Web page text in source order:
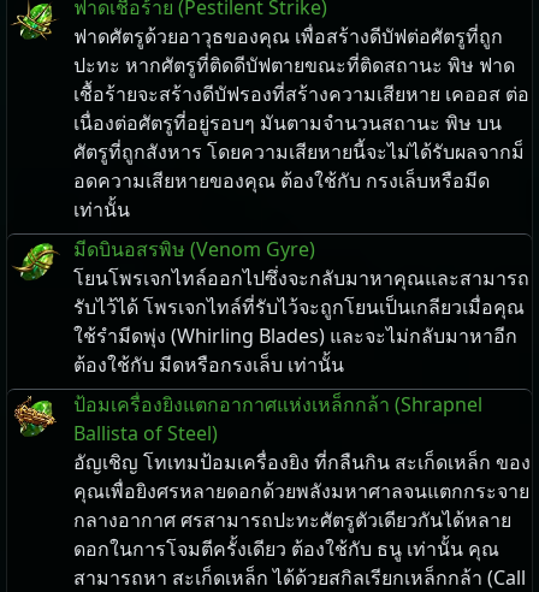
ฟาดเชื้อร้าย (Pestilent Strike)
ฟาดศัตรูด้วยอาวุธของคุณ เพื่อสร้างดีบัฟต่อศัตรูที่ถูก
ปะทะ หากศัตรูที่ติดดีบัฟตายขณะที่ติดสถานะ พิษ ฟาด
เชื้อร้ายจะสร้างดีบัฟรองที่สร้างความเสียหาย เคออส ต่อ
เนื่องต่อศัตรูที่อยู่รอบๆ มันตามจำนวนสถานะ พิษ บน
ศัตรูที่ถูกสังหาร โดยความเสียหายนี้จะไม่ได้รับผลจากม็
อดความเสียหายของคุณ ต้องใช้กับ กรงเล็บหรือมีด
เท่านั้น
มีดบินอสรพิษ (Venom Gyre)
โยนโพรเจกไทล์ออกไปซึ่งจะกลับมาหาคุณและสามารถ
รับไว้ได้ โพรเจกไทล์ที่รับไว้จะถูกโยนเป็นเกลียวเมื่อคุณ
ใช้รำมีดพุ่ง (Whirling Blades) และจะไม่กลับมาหาอีก
ต้องใช้กับ มีดหรือกรงเล็บ เท่านั้น
ป้อมเครื่องยิงแตกอากาศแห่งเหล็กกล้า (Shrapnel
Ballista of Steel)
อัญเชิญ โทเทมป้อมเครื่องยิง ที่กลืนกิน สะเก็ดเหล็ก ของ
คุณเพื่อยิงศรหลายดอกด้วยพลังมหาศาลจนแตกกระจาย
กลางอากาศ ศรสามารถปะทะศัตรูตัวเดียวกันได้หลาย
ดอกในการโจมตีครั้งเดียว ต้องใช้กับ ธนู เท่านั้น คุณ
สามารถหา สะเก็ดเหล็ก ได้ด้วยสกิลเรียกเหล็กกล้า (Call